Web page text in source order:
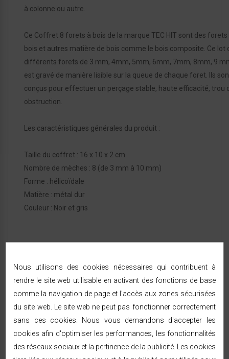
à colonne ou autre.
Ce Coffret 8 forets à bois de la marque TEC HIT sont des
bois et autres matière de bois comme le bois composite. Ce
différents forets de 3 mm, 4mm, 5mm, 6mm, 7mm, 8mm, 9
est gravé de manière lisible sur la queue de chaque foret. Ils
conçus pour effectuer un perçage stable, haute efficacité, trou
obstruction.
Les caractéristiques générales du produit :
Taille du coffret : 16 x 10 x 2 cm
Nombre de mèches : 8 (de 3 mm à 10 mm)
Forme : hélicoïdale
Matière : métal dur
Couleur : Noir et gris
FICHE TECHNIQUE
Référence: 211108
En Stock
Nous utilisons des cookies nécessaires qui contribuent à
rendre le site web utilisable en activant des fonctions de base
comme la navigation de page et l'accès aux zones sécurisées
du site web. Le site web ne peut pas fonctionner correctement
sans ces cookies. Nous vous demandons d'accepter les
cookies afin d'optimiser les performances, les fonctionnalités
des réseaux sociaux et la pertinence de la publicité. Les cookies